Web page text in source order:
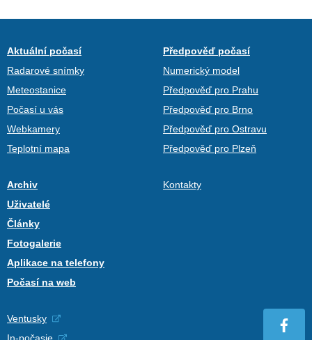
Aktuální počasí
Radarové snímky
Meteostanice
Počasí u vás
Webkamery
Teplotní mapa
Předpověď počasí
Numerický model
Předpověď pro Prahu
Předpověď pro Brno
Předpověď pro Ostravu
Předpověď pro Plzeň
Archiv
Uživatelé
Články
Fotogalerie
Aplikace na telefony
Počasí na web
Kontakty
Ventusky